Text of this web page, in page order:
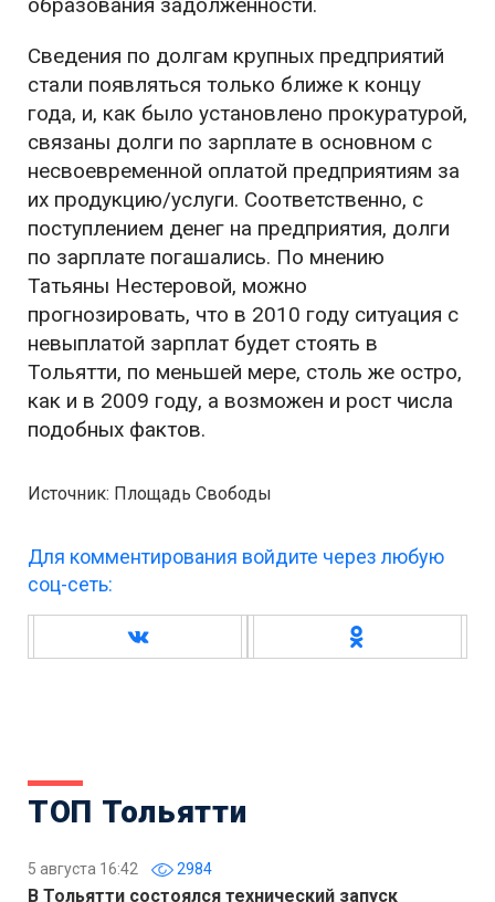
Сведения по долгам крупных предприятий
стали появляться только ближе к концу
года, и, как было установлено прокуратурой,
связаны долги по зарплате в основном с
несвоевременной оплатой предприятиям за
их продукцию/услуги. Соответственно, с
поступлением денег на предприятия, долги
по зарплате погашались. По мнению
Татьяны Нестеровой, можно
прогнозировать, что в 2010 году ситуация с
невыплатой зарплат будет стоять в
Тольятти, по меньшей мере, столь же остро,
как и в 2009 году, а возможен и рост числа
подобных фактов.
Источник: Площадь Свободы
Для комментирования войдите через любую
соц-сеть:
ТОП Тольятти
5 августа 16:42 2984
В Тольятти состоялся технический запуск